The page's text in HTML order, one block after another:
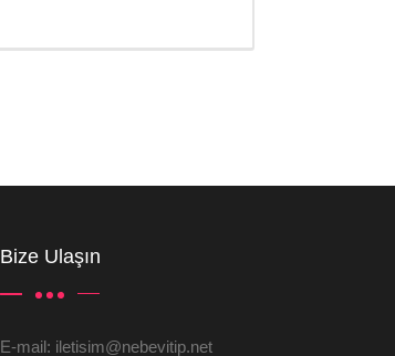
Bize Ulaşın
E-mail: iletisim@nebevitip.net